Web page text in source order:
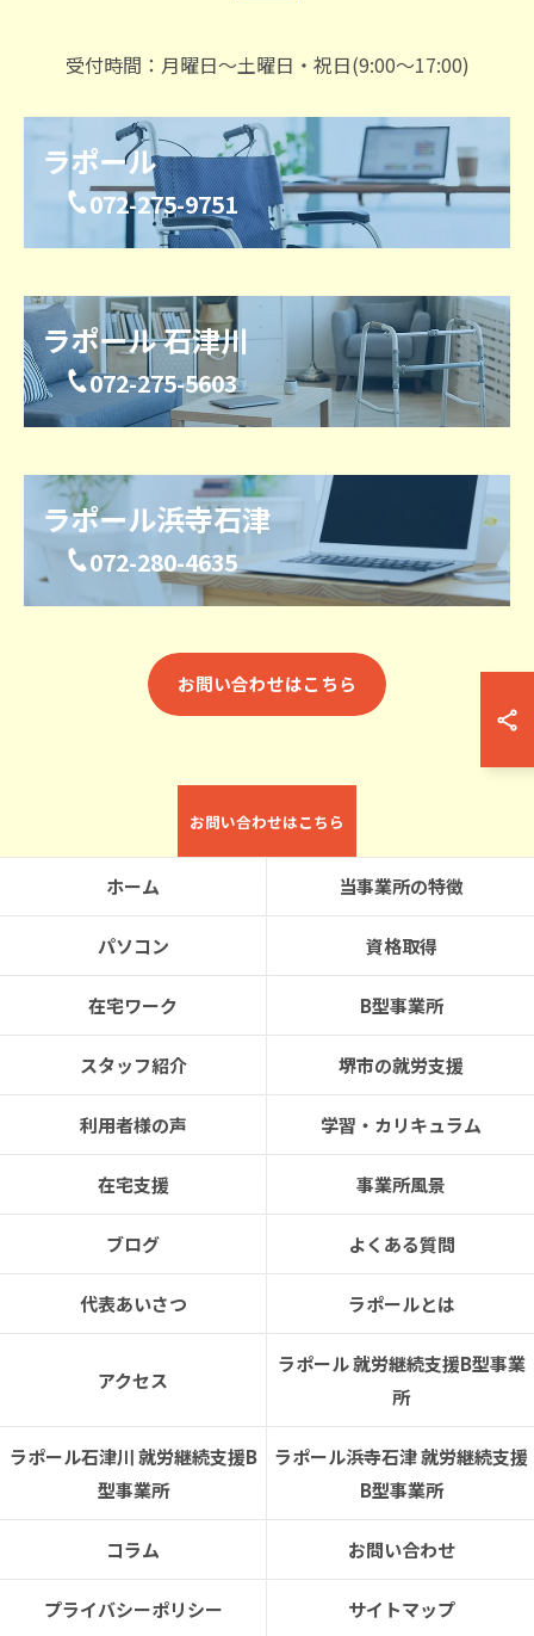
受付時間：月曜日～土曜日・祝日(9:00～17:00)
ラポール
072-275-9751
ラポール 石津川
072-275-5603
ラポール浜寺石津
072-280-4635
お問い合わせはこちら
お問い合わせはこちら
ホーム 当事業所の特徴
パソコン 資格取得
在宅ワーク B型事業所
スタッフ紹介 堺市の就労支援
利用者様の声 学習・カリキュラム
在宅支援 事業所風景
ブログ よくある質問
代表あいさつ ラポールとは
アクセス
ラポール 就労継続支援B型事業
所
ラポール石津川 就労継続支援B
型事業所
ラポール浜寺石津 就労継続支援
B型事業所
コラム お問い合わせ
プライバシーポリシー サイトマップ